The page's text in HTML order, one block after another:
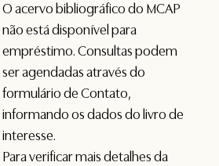
O acervo bibliográfico do MCAP
não está disponível para
empréstimo. Consultas podem
ser agendadas através do
formulário deContato,
informando os dados do livro de
interesse.
Para verificar mais detalhes da